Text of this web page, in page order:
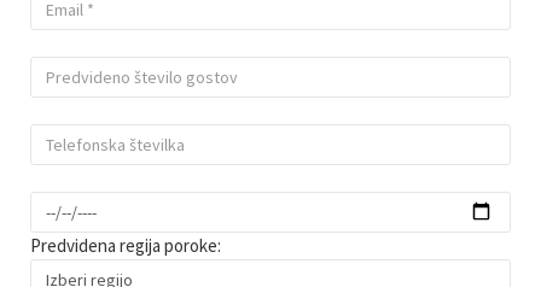
Predvidena regija poroke: